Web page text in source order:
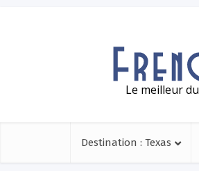
Le meilleur du
Destination : Texas